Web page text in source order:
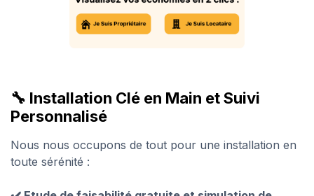
🔧 Installation Clé en Main et Suivi
Personnalisé
Nous nous occupons de tout pour une installation en
toute sérénité :